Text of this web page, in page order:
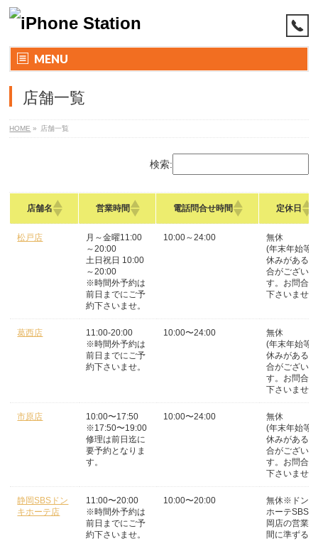
MENU
店舗一覧
HOME » 店舗一覧
検索:
店舗名 営業時間 電話問合せ時間 定休日
松戸店
月～金曜11:00
～20:00
土日祝日 10:00
～20:00
※時間外予約は
前日までにご予
約下さいませ。
10:00～24:00
無休
(年末年始等
休みがある場
合がございま
す。お問合せ
下さいませ
葛西店
11:00-20:00
※時間外予約は
前日までにご予
約下さいませ。
10:00〜24:00
無休
(年末年始等
休みがある場
合がございま
す。お問合せ
下さいませ
市原店
10:00〜17:50
※17:50〜19:00
修理は前日迄に
要予約となりま
す。
10:00〜24:00
無休
(年末年始等
休みがある場
合がございま
す。お問合せ
下さいませ
静岡SBSドン
キホーテ店
11:00〜20:00
※時間外予約は
前日までにご予
約下さいませ。
10:00〜20:00
無休※ドンキ
ホーテSBS静
岡店の営業時
間に準ずる